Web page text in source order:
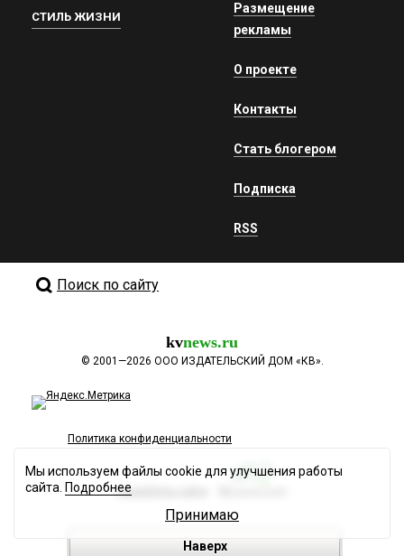
СТИЛЬ ЖИЗНИ
Размещение
рекламы
О проекте
Контакты
Стать блогером
Подписка
RSS
Поиск по сайту
kvnews.ru
© 2001—2026 ООО ИЗДАТЕЛЬСКИЙ ДОМ «КВ».
Политика конфиденциальности
Разработка сайта
Наверх
Мы используем файлы cookie для улучшения работы
сайта. Подробнее
Принимаю